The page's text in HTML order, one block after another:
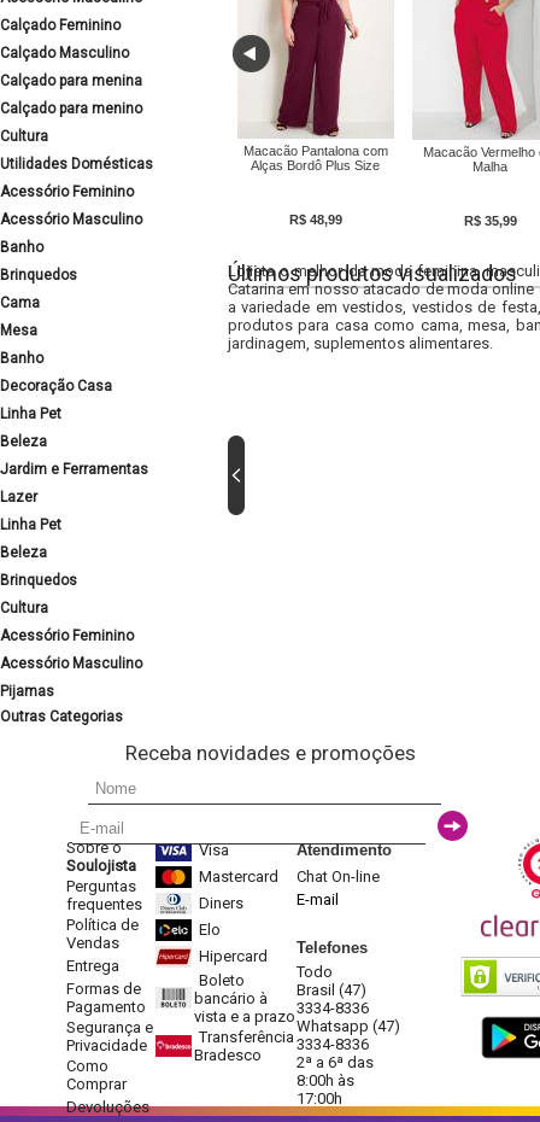
Calçado Feminino
Calçado Masculino
Calçado para menina
Calçado para menino
Cultura
Utilidades Domésticas
Acessório Feminino
Acessório Masculino
Banho
Brinquedos
Cama
Mesa
Banho
Decoração Casa
Linha Pet
Beleza
Jardim e Ferramentas
Lazer
Linha Pet
Beleza
Brinquedos
Cultura
Acessório Feminino
Acessório Masculino
Pijamas
Outras Categorias
Macacão Pantalona com
Alças Bordô Plus Size
R$ 48,99
Macacão Vermelho
Malha
R$ 35,99
Últimos produtos visualizados
Lojista o melhor da moda feminina,
Catarina em nosso atacado de moda
a variedade em vestidos, vestidos de
produtos para casa como cama, mesa,
jardinagem, suplementos alimentares.
Receba novidades e promoções
Sobre o
Soulojista
Perguntas
frequentes
Política de
Vendas
Entrega
Formas de
Pagamento
Segurança e
Privacidade
Como
Comprar
Devoluções
Visa
Mastercard
Diners
Elo
Hipercard
Boleto
bancário à
vista e a prazo
Transferência
Bradesco
Atendimento
Chat On-line
E-mail
Telefones
Todo
Brasil (47)
3334-8336
Whatsapp (47)
3334-8336
2ª a 6ª das
8:00h às
17:00h